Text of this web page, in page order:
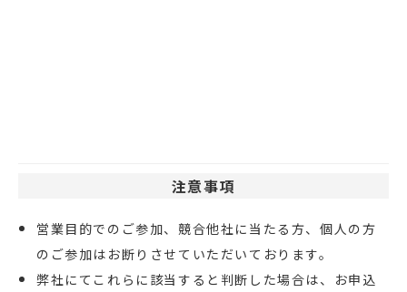
注意事項
営業目的でのご参加、競合他社に当たる方、個人の方
のご参加はお断りさせていただいております。
弊社にてこれらに該当すると判断した場合は、お申込